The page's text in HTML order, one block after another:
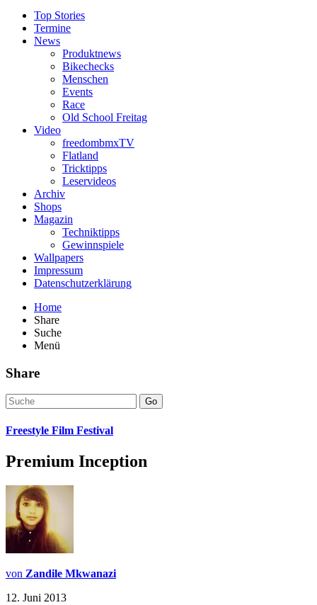
Top Stories
Termine
News
Produktnews
Bikechecks
Menschen
Events
Race
Old School Freitag
Video
freedombmxTV
Flatland
Tricktipps
Leservideos
Archiv
Shops
Magazin
Techniktipps
Gewinnspiele
Wallpapers
Impressum
Datenschutzerklärung
Home
Share
Suche
Menü
Share
Go
Freestyle Film Festival
Premium Inception
von Zandile Mkwanazi
12. Juni 2013